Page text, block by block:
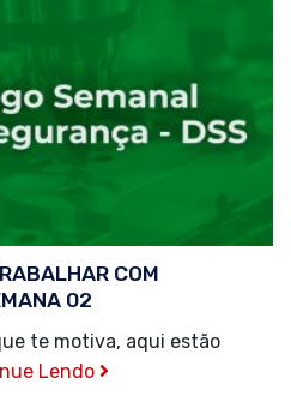
COM
02
te motiva, aqui estão
Lendo